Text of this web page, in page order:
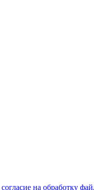
согласие на обработку